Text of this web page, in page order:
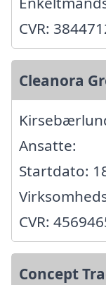
CVR:
Cleanora
Ansatte:
Startdato:
CVR:
Concept